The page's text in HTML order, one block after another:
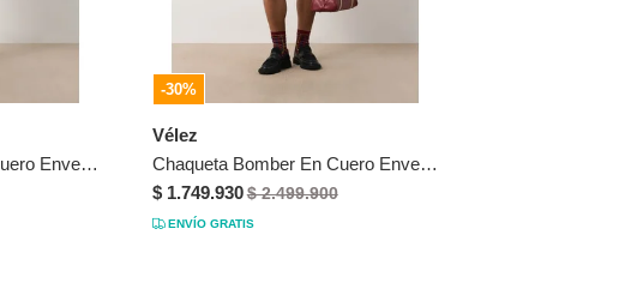
Chaqueta Bomber En Cuero Envejecido Para Hombre Chaqueta Bomber En Cuero Envejecido Para Hombre Multicolor L VÉLEZ
-30%
Vélez
Chaqueta Bomber En Cuero Envejecido Para Hombre Chaqueta Bomber En Cuero Envejecido Para Hombre Rojo XS VÉLEZ
$ 1.749.930$ 2.499.900
ENVÍO GRATIS